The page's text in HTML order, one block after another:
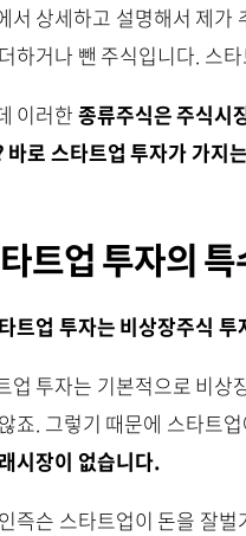
서 상세하고 설명해서 제가
하거나 뺀 주식입니다. 스
이러한 종류주식은 주식시
바로 스타트업 투자가 가지
트업 투자의
트업 투자는 비상장주식 투
업 투자는 기본적으로 비상
죠. 그렇기 때문에 스타트
시장이 없습니다.
즉슨 스타트업이 돈을 잘